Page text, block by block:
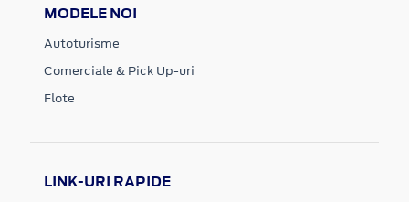
MODELE NOI
Autoturisme
Comerciale & Pick Up-uri
Flote
LINK-URI RAPIDE